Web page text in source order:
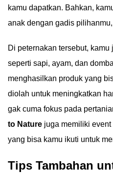
kamu dapatkan. Bahkan,
anak dengan gadis
Di peternakan tersebut,
seperti sapi, ayam, dan
menghasilkan produk yang
diolah untuk meningkatkan
gak cuma fokus pada
to Nature juga memiliki
yang bisa kamu ikuti untuk
Tips Tambahan